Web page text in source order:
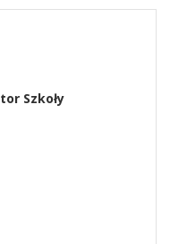
Szkoły